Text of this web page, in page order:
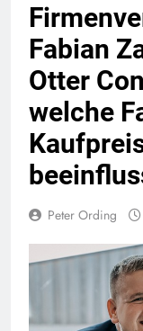
Fabian
Otter
welche
Peter Ording